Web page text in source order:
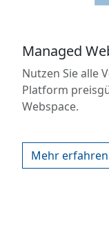
Managed
Nutzen Sie alle
Platform
Webspace.
Mehr erfahren